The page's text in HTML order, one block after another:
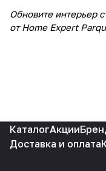
Обновите интерьер
от Home Expert
КаталогАкции
Доставка и оплата